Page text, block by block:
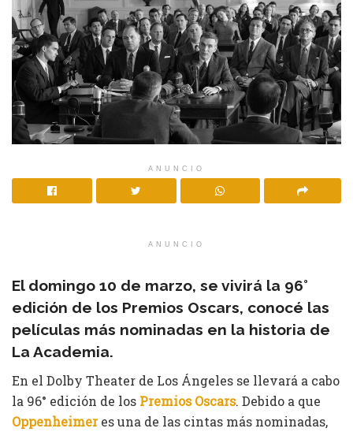
ANUNCIO
ANUNCIO
El domingo 10 de marzo, se vivirá la 96°
edición de los Premios Oscars, conocé las
películas más nominadas en la historia de
La Academia.
En el Dolby Theater de Los Ángeles se llevará a cabo
la 96° edición de los Premios Oscars. Debido a que
Oppenheimeres una de las cintas más nominadas,